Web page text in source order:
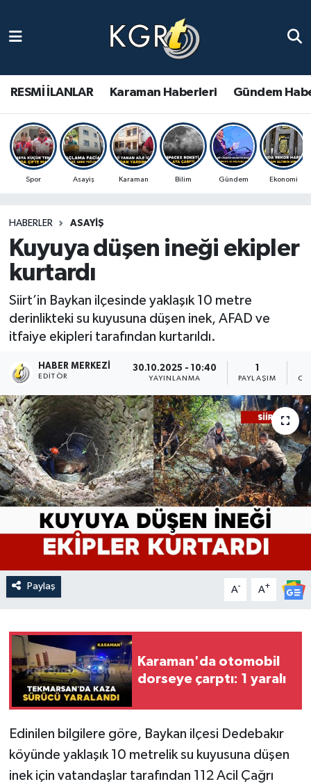
RESMİ İLANLAR Karaman Haberleri Gündem
Spor Asayiş Karaman Bilim Gündem Ekonomi
HABERLER ASAYIŞ
Kuyuya düşen ineği ekipler
kurtardı
Siirt’in Baykan ilçesinde yaklaşık 10 metre
derinlikteki su kuyusuna düşen inek, AFAD ve
itfaiye ekipleri tarafından kurtarıldı.
HABER MERKEZI
EDITÖR
30.10.2025 - 10:40
YAYINLANMA
1
PAYLAŞIM
Paylaş A- A+
Karaman'da otomobil
dorseye çarptı: 1 yaralı
Edinilen bilgilere göre, Baykan ilçesi Dedebakır
köyünde yaklaşık 10 metrelik su kuyusuna düşen
inek için vatandaşlar tarafından 112 Acil Çağrı
Gündem Haberleri
Güncel Haberler
Spor Haberleri
Ulusal Haberler
Vefat Edenler